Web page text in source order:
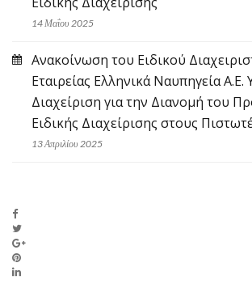
14 Μαΐου 2025
Ανακοίνωση του Ειδικού
Εταιρείας Ελληνικά Ναυπηγεία Α.Ε.
Διαχείριση για την Διανομή του
Ειδικής Διαχείρισης στους
13 Απριλίου 2025